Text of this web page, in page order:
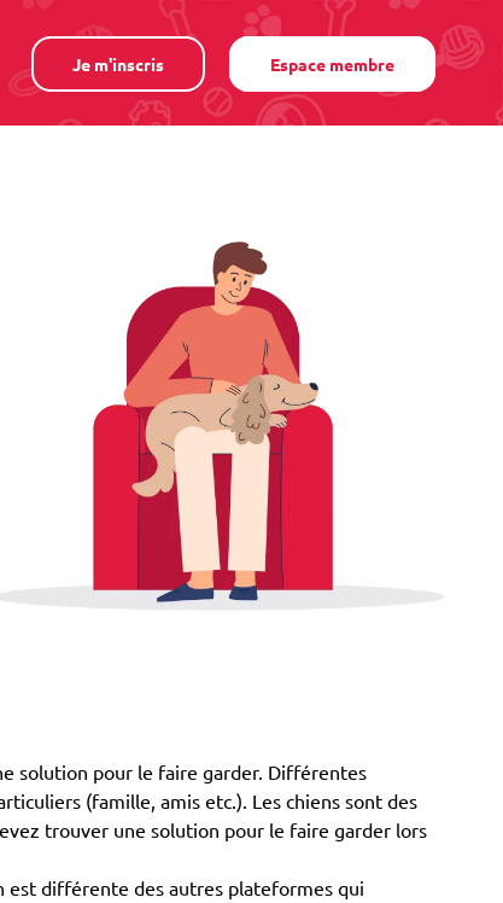
Je m'inscris Espace membre
solution pour le faire garder. Différentes
(famille, amis etc.). Les chiens sont des
trouver une solution pour le faire garder lors
est différente des autres plateformes qui